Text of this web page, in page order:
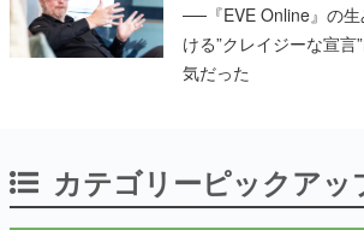
──『EVE Online』の
ける”クレイジーな宣
気だった
カテゴリーピックアッ